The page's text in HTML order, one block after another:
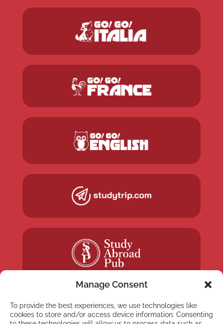
Manage Consent
To provide the best experiences, we use technologies like
cookies to store and/or access device information. Consenting